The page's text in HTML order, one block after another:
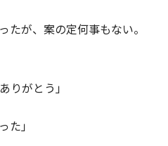
たが、案の定何事もない。
りがとう」
た」